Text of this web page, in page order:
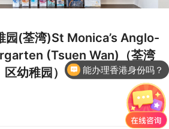
园(荃湾)St Monica’s Anglo-
(Tsuen Wan)（荃湾
区幼稚园）
能办理香港身份吗？